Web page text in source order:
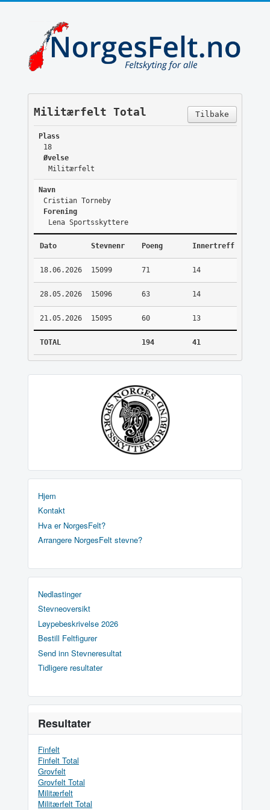
Tilbake
Militærfelt Total
Plass
18
Øvelse
Militærfelt
Navn
Cristian Torneby
Forening
Lena Sportsskyttere
Dato Stevnenr Poeng Innertreff
18.06.2026 15099 71 14
28.05.2026 15096 63 14
21.05.2026 15095 60 13
TOTAL 194 41
Hjem
Kontakt
Hva er NorgesFelt?
Arrangere NorgesFelt stevne?
Nedlastinger
Stevneoversikt
Løypebeskrivelse 2026
Bestill Feltfigurer
Send inn Stevneresultat
Tidligere resultater
Resultater
Finfelt
Finfelt Total
Grovfelt
Grovfelt Total
Militærfelt
Militærfelt Total